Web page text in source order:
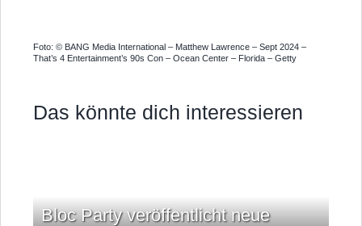
Foto: © BANG Media International – Matthew Lawrence – Sept 2024 –
That’s 4 Entertainment’s 90s Con – Ocean Center – Florida – Getty
Das könnte dich interessieren
Bloc Party veröffentlicht neue